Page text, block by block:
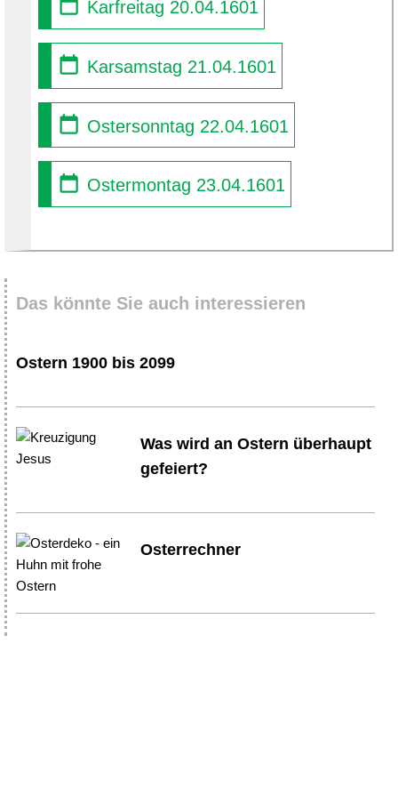
Karfreitag 20.04.1601
Karsamstag 21.04.1601
Ostersonntag 22.04.1601
Ostermontag 23.04.1601
Das könnte Sie auch interessieren
Ostern 1900 bis 2099
Was wird an Ostern überhaupt
gefeiert?
Osterrechner